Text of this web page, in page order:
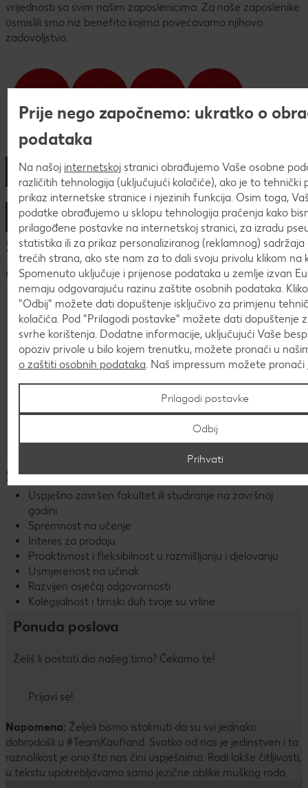
distribucijskim centrom ili pokaži svoj talent u dizajniranju
lanca protoka proizvoda. U radu koristimo najmodernije
tehnologije i sustave kako bismo osigurali visoke standarde
transporta do naših poslovnih jedinica u kojima naši kupci
mogu birati iz asortimana od preko 23.000 artikala.
pokazateljima. Tako se na najbolji način pripremaš za
vođenje poslovnice i profesionalno rukovođenje velikim
timom. Tijekom 18 mjeseci Trainee programa u Prodaji
pratit će tvoj napredak.
Nakon završetka programa, nudimo nastavak karijere u
vrijednosti sa svim našim zaposlenicima. Za naše zaposlenike
osmislili smo niz benefita kojima povećavamo njihovo
zadovoljstvo.
Istraži ostale prednosti
Selekcijski postupak za Trainee-
a
Što očekujemo od tebe?
Uspješno završen fakultet ili studiranje na završnoj
godini
Spremnost na učenje
Interes za prodaju
Proaktivnost i fleksibilnost u razmišljanju i djelovanju
Usmjerenost na učinak
Razvijen osjećaj odgovornosti
Kolegijalnost i timski duh tvoje su vrline
Ponuda poslova
Želiš li postati dio našeg tima? Čekamo te!
Prijavi se!
Napomena: Željeli bismo istaknuti da su svi jednako
dobrodošli u #TeamKaufland. Svatko od nas je jedinstven i ta
raznolikost je ono što nas čini uspješnima. Radi lakše čitljivosti,
u tekstu upotrebljavamo samo jezične oblike muškog roda.
Prije nego započnemo: ukratko o
podataka
Na našoj internetskoj stranici obrađujemo Vaše osobne
različitih tehnologija (uključujući kolačiće), ako je to tehnički
prikaz internetske stranice i njezinih funkcija. Osim toga,
podatke obrađujemo u sklopu tehnologija praćenja kako
prilagođene postavke na internetskoj stranici, za izradu
statistika ili za prikaz personaliziranog (reklamnog) sadržaja
trećih strana, ako ste nam za to dali svoju privolu klikom na
Spomenuto uključuje i prijenose podataka u zemlje izvan
nemaju odgovarajuću razinu zaštite osobnih podataka.
"Odbij" možete dati dopuštenje isključivo za primjenu
kolačića. Pod "Prilagodi postavke" možete dati dopuštenje
svrhe korištenja. Dodatne informacije, uključujući Vaše
opoziv privole u bilo kojem trenutku, možete pronaći u
o zaštiti osobnih podataka . Naš impressum možete pronaći
Prilagodi postavke
Odbij
Prihvati